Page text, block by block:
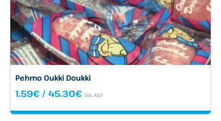
Pehmo Oukki Doukki
1.59€ / 45.30€Hintaluokka:
-
(sis. ALV)